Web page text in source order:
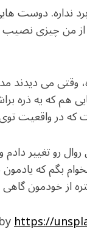
نداره. دوست
از من چیزی
وقتی می دیدند
هم که یه ذره
در واقعیت
رو تغییر
بگم که
از خودمون گاهی
https://